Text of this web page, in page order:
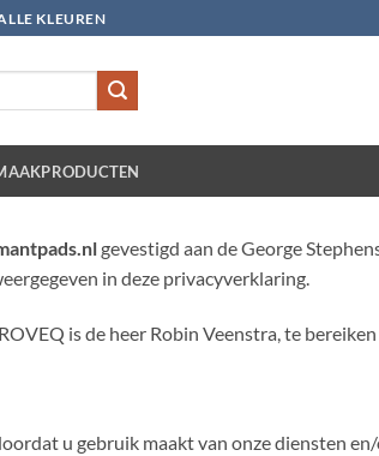
KLEUREN
gevestigd aan de George
in deze privacyverklaring.
is de heer Robin Veenstra, te
u gebruik maakt van onze diensten